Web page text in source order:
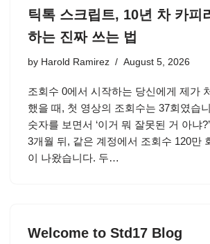
틱톡 스크립트, 10년 차 카피
하는 진짜 쓰는 법
by Harold Ramirez August 5, 2026
조회수 0에서 시작하는 당신에게 제가
했을 때, 첫 영상의 조회수는 37회였습
숫자를 보면서 ‘이거 뭐 잘못된 거 아냐
3개월 뒤, 같은 계정에서 조회수 120만
이 나왔습니다. 두…
Welcome to Std17 Blog